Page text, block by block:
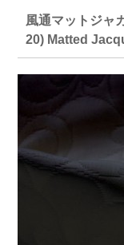
風通マットジ
20) Matted